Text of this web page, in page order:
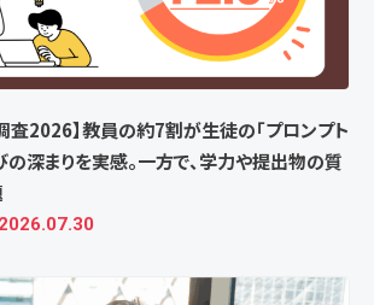
査2026】教員の約7割が生徒の「プロンプト
の深まりを実感。一方で、学力や提出物の質
2026.07.30